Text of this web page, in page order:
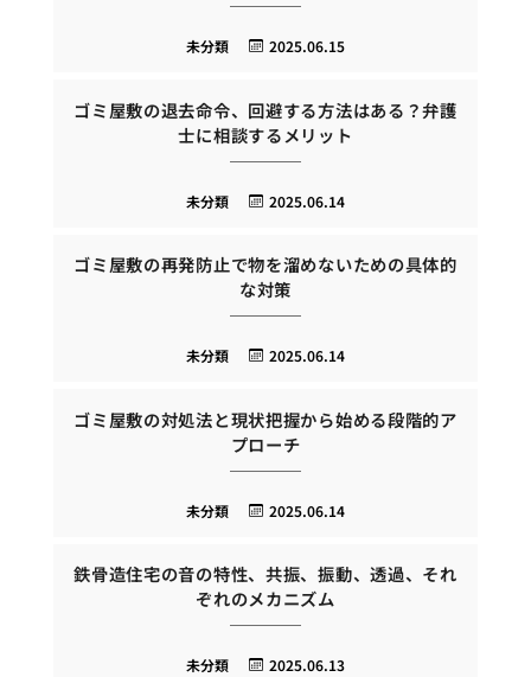
2025.06.15
未分類
ゴミ屋敷の退去命令、回避する方法はある？弁護
士に相談するメリット
2025.06.14
未分類
ゴミ屋敷の再発防止で物を溜めないための具体的
な対策
2025.06.14
未分類
ゴミ屋敷の対処法と現状把握から始める段階的ア
プローチ
2025.06.14
未分類
鉄骨造住宅の音の特性、共振、振動、透過、それ
ぞれのメカニズム
2025.06.13
未分類